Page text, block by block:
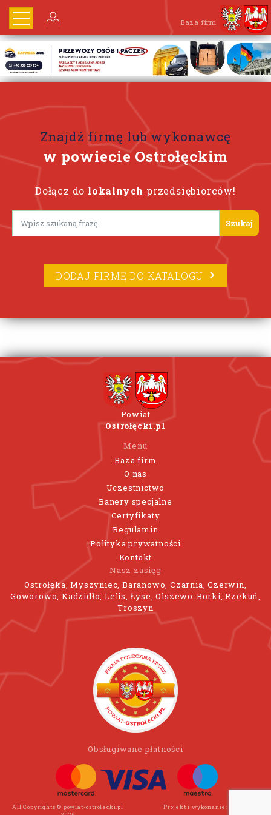
Baza firm
Znajdź firmę lub wykonawcę
w powiecie Ostrołęckim
Dołącz do lokalnych przedsiębiorców!
DODAJ FIRMĘ DO KATALOGU
Powiat
Ostrołęcki.pl
Menu
Baza firm
O nas
Uczestnictwo
Banery specjalne
Certyfikaty
Regulamin
Polityka prywatności
Kontakt
Nasz zasięg
Ostrołęka, Myszyniec, Baranowo, Czarnia, Czerwin,
Goworowo, Kadzidło, Lelis, Łyse, Olszewo-Borki, Rzekuń,
Troszyn
Obsługiwane płatności
All Copyrights © powiat-ostrolecki.pl
Projekt i wykonanie: